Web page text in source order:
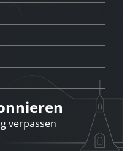
verpassen